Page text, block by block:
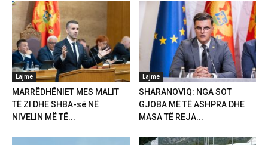
Lajme
MARRËDHËNIET MES MALIT
TË ZI DHE SHBA-së NË
NIVELIN MË TË...
Lajme
SHARANOVIQ: NGA SOT
GJOBA MË TË ASHPRA DHE
MASA TË REJA...